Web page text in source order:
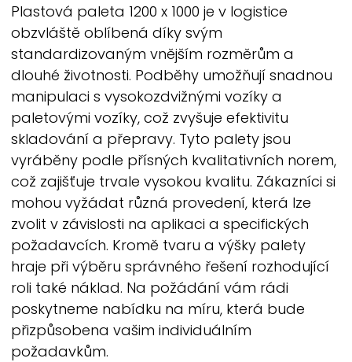
Plastová paleta 1200 x 1000 je v logistice
obzvláště oblíbená díky svým
standardizovaným vnějším rozměrům a
dlouhé životnosti. Podběhy umožňují snadnou
manipulaci s vysokozdvižnými vozíky a
paletovými vozíky, což zvyšuje efektivitu
skladování a přepravy. Tyto palety jsou
vyráběny podle přísných kvalitativních norem,
což zajišťuje trvale vysokou kvalitu. Zákazníci si
mohou vyžádat různá provedení, která lze
zvolit v závislosti na aplikaci a specifických
požadavcích. Kromě tvaru a výšky palety
hraje při výběru správného řešení rozhodující
roli také náklad. Na požádání vám rádi
poskytneme nabídku na míru, která bude
přizpůsobena vašim individuálním
požadavkům.